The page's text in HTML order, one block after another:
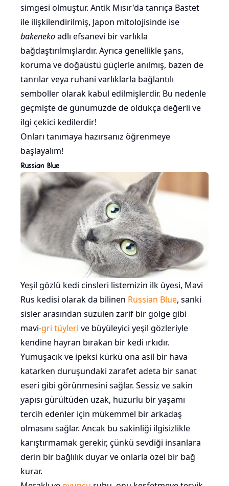
simgesi olmuştur. Antik Mısır'da tanrıça Bastet
ile ilişkilendirilmiş, Japon mitolojisinde ise
bakenekoadlı efsanevi bir varlıkla
bağdaştırılmışlardır. Ayrıca genellikle şans,
koruma ve doğaüstü güçlerle anılmış, bazen de
tanrılar veya ruhani varlıklarla bağlantılı
semboller olarak kabul edilmişlerdir. Bu nedenle
geçmişte de günümüzde de oldukça değerli ve
ilgi çekici kedilerdir!
Onları tanımaya hazırsanız öğrenmeye
başlayalım!
Russian Blue
Yeşil gözlü kedi cinsleri listemizin ilk üyesi, Mavi
Rus kedisi olarak da bilinen Russian Blue, sanki
sisler arasından süzülen zarif bir gölge gibi
mavi-gri tüyleri ve büyüleyici yeşil gözleriyle
kendine hayran bırakan bir kedi ırkıdır.
Yumuşacık ve ipeksi kürkü ona asil bir hava
katarken duruşundaki zarafet adeta bir sanat
eseri gibi görünmesini sağlar. Sessiz ve sakin
yapısı gürültüden uzak, huzurlu bir yaşamı
tercih edenler için mükemmel bir arkadaş
olmasını sağlar. Ancak bu sakinliği ilgisizlikle
karıştırmamak gerekir, çünkü sevdiği insanlara
derin bir bağlılık duyar ve onlarla özel bir bağ
kurar.